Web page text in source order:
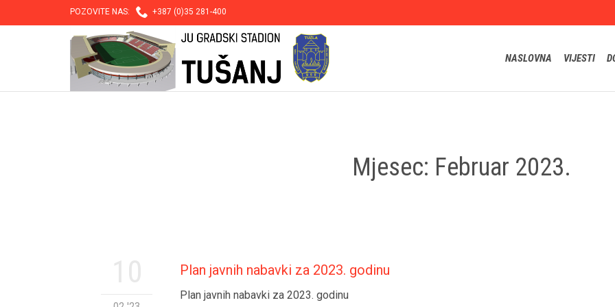
POZOVITE NAS:  +387 (0)35 281-400
NASLOVNA VIJESTI
Mjesec: Februar 2023.
Plan javnih nabavki za 2023. godinu
Plan javnih nabavki za 2023. godinu